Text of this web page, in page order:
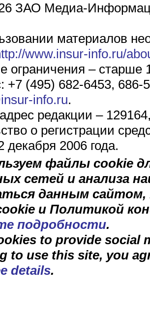
ЗАО Медиа-
материалов
www.insur-info.ru/
ограничения – старше
+7 (495) 682-6453, 686-
info.ru.
редакции –
о регистрации
декабря 2006 года.
файлы cookie
сетей и анализа
данным
и Политикой
подробности.
to provide social
to use this site, you
details.